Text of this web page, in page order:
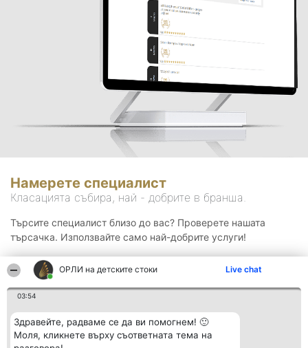
ОРЛИ на детските стоки Live chat
03:54
Здравейте, радваме се да ви помогнем! 🙂
Моля, кликнете върху съответната тема на
Намерете специалист
Класацията събира, най - добрите в бранша.
Търсите специалист близо до вас? Проверете нашата
търсачка. Използвайте само най-добрите услуги!